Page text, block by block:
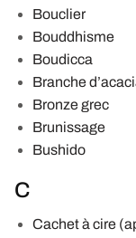
Bouclier
Bouddhisme
Boudicca
Branche
Bronze grec
Brunissage
Bushido
C
Cachet à cire